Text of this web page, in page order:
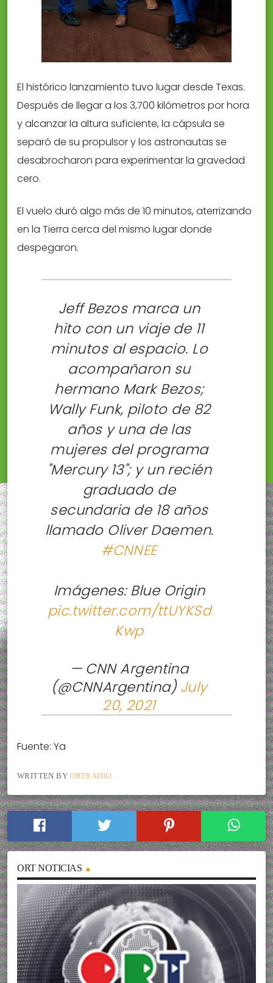
El histórico lanzamiento tuvo lugar desde Texas.
Después de llegar a los 3,700 kilómetros por hora
y alcanzar la altura suficiente, la cápsula se
separó de su propulsor y los astronautas se
desabrocharon para experimentar la gravedad
cero.
El vuelo duró algo más de 10 minutos, aterrizando
en la Tierra cerca del mismo lugar donde
despegaron.
Jeff Bezos marca un
hito con un viaje de 11
minutos al espacio. Lo
acompañaron su
hermano Mark Bezos;
Wally Funk, piloto de 82
años y una de las
mujeres del programa
"Mercury 13"; y un recién
graduado de
secundaria de 18 años
llamado Oliver Daemen.
#CNNEE
Imágenes: Blue Origin
pic.twitter.com/ttUYKSd
Kwp
— CNN Argentina
(@CNNArgentina)July
20, 2021
Fuente: Ya
WRITTEN BYORTRADIO
ORT NOTICIAS